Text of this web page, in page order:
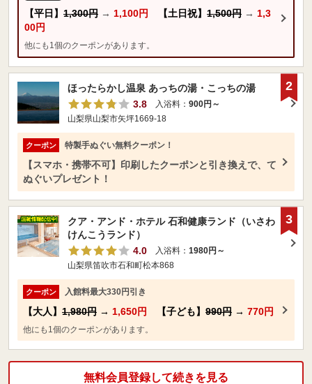
【平日】 1,300円 → 1,100円 【土日祝】 1,500円 → 1,3
00円
他にも1個のクーポンがあります。
ほったらかし温泉 あっちの湯・こっちの湯
3.8
入浴料： 900円～
山梨県山梨市矢坪1669-18
クーポン 特製手ぬぐい無料クーポン！
【スマホ・携帯不可】印刷したクーポンと引き換えで、て
ぬぐいプレゼント！
2
クア・アンド・ホテル 石和健康ランド（いさわ
けんこうランド）
4.0
入浴料： 1980円～
山梨県笛吹市石和町松本868
クーポン 入館料最大330円引き
【大人】 1,980円 → 1,650円 【子ども】 990円 → 770円
他にも1個のクーポンがあります。
3
無料会員登録して続きを見る